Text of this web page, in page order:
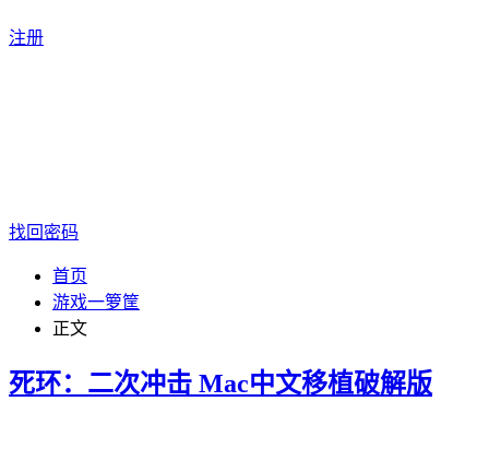
注册
找回密码
首页
游戏一箩筐
正文
死环：二次冲击 Mac中文移植破解版